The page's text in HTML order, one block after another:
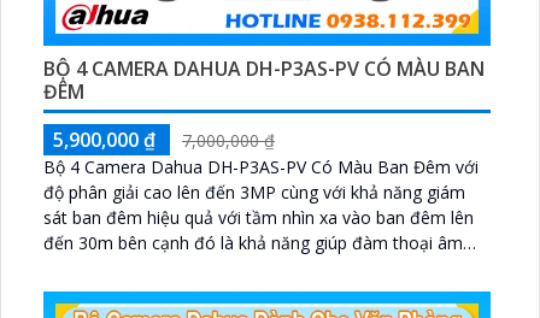
BỘ 4 CAMERA DAHUA DH-P3AS-PV CÓ MÀU BAN
ĐÊM
5,900,000 ₫
7,000,000 ₫
Bộ 4 Camera Dahua DH-P3AS-PV Có Màu Ban Đêm với
độ phân giải cao lên đến 3MP cùng với khả năng giám
sát ban đêm hiệu quả với tầm nhìn xa vào ban đêm lên
đến 30m bên cạnh đó là khả năng giúp đàm thoại âm
hiện xâm nhập